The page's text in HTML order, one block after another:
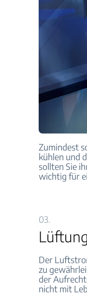
Zumindest
kühlen und
sollten Sie
wichtig für
03.
Der
zu
der
nicht mit